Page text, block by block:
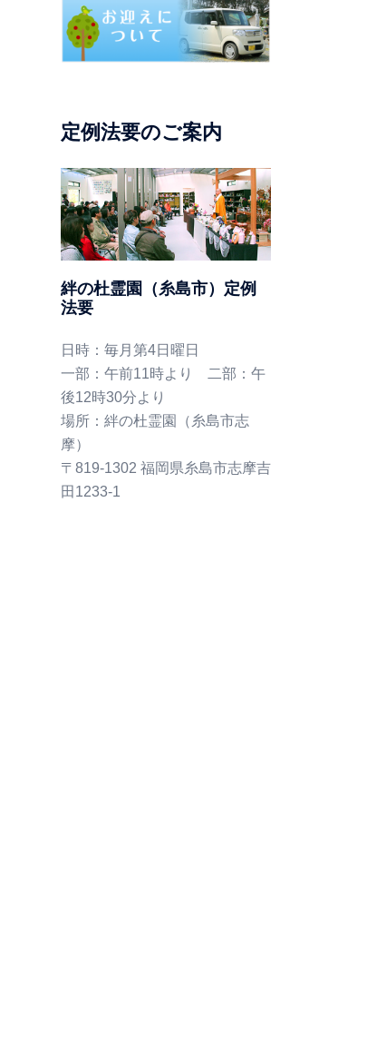
定例法要のご案内
絆の杜霊園（糸島市）定例
法要
日時：毎月第4日曜日
一部：午前11時より 二部：午
後12時30分より
場所：絆の杜霊園（糸島市志
摩）
〒819-1302 福岡県糸島市志摩吉
田1233-1